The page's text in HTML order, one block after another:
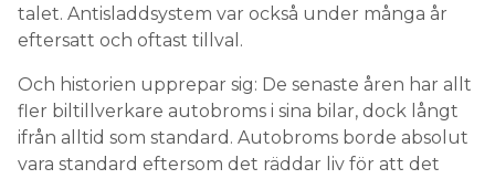
talet. Antisladdsystem var också under många år
eftersatt och oftast tillval.
Och historien upprepar sig: De senaste åren har allt
fler biltillverkare autobroms i sina bilar, dock långt
ifrån alltid som standard. Autobroms borde absolut
vara standard eftersom det räddar liv för att det